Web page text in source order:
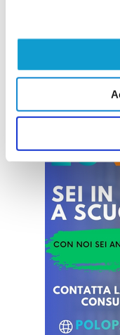
Vai all'edizione